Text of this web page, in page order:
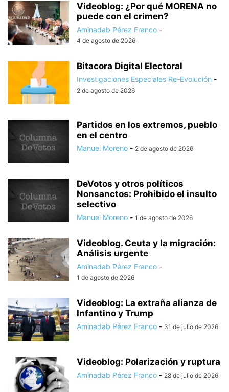
Videoblog: ¿Por qué MORENA no
puede con el crimen?
Aminadab Pérez Franco -
4 de agosto de 2026
Bitacora Digital Electoral
Investigaciones Especiales Re-Evolución -
2 de agosto de 2026
Partidos en los extremos, pueblo
en el centro
Manuel Moreno - 2 de agosto de 2026
DeVotos y otros políticos
Nonsanctos: Prohibido el insulto
selectivo
Manuel Moreno - 1 de agosto de 2026
Videoblog. Ceuta y la migración:
Análisis urgente
Aminadab Pérez Franco -
1 de agosto de 2026
Videoblog: La extraña alianza de
Infantino y Trump
Aminadab Pérez Franco - 31 de julio de 2026
Videoblog: Polarización y ruptura
Aminadab Pérez Franco - 28 de julio de 2026